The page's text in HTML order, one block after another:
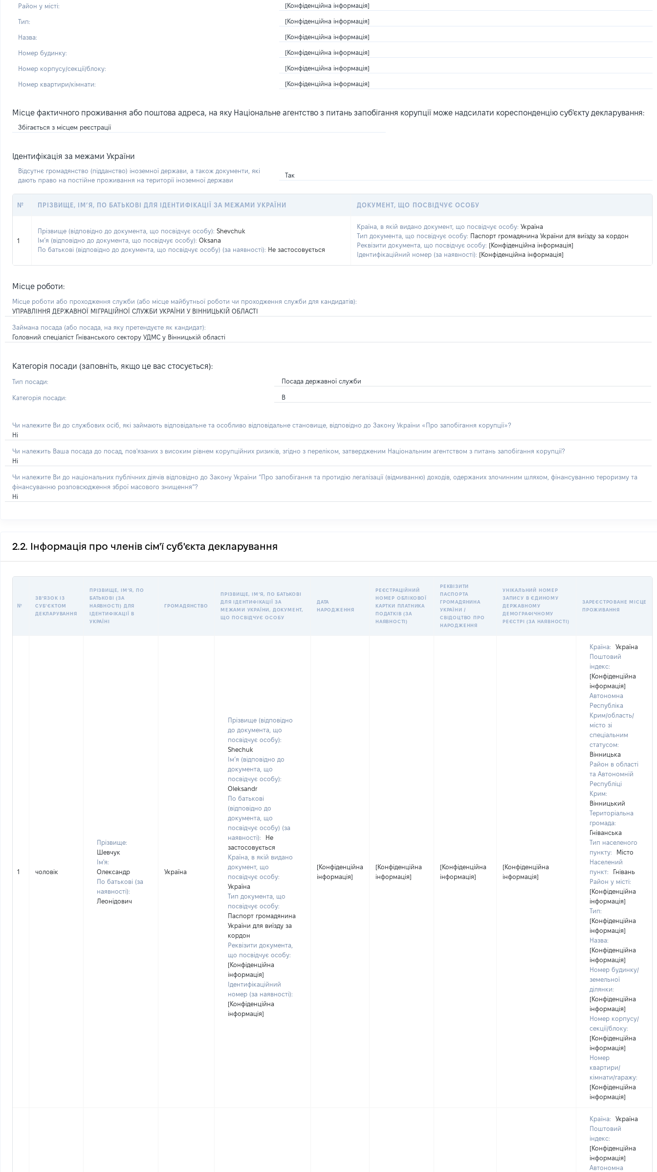
Район у місті: [Конфіденційна інформація]
Тип: [Конфіденційна інформація]
Назва: [Конфіденційна інформація]
Номер будинку: [Конфіденційна інформація]
Номер корпусу/секції/блоку: [Конфіденційна інформація]
Номер квартири/кімнати: [Конфіденційна інформація]
Місце фактичного проживання або поштова адреса, на яку Національне агентство з питань запобігання корупції може надсилати кореспонденцію суб'єкту декларування:
Збігається з місцем реєстрації
Ідентифікація за межами України
Відсутнє громадянство (підданство) іноземної держави, а також документи, які
дають право на постійне проживання на території іноземної держави
Так
№ ПРІЗВИЩЕ, ІМ’Я, ПО БАТЬКОВІ ДЛЯ ІДЕНТИФІКАЦІЇ ЗА МЕЖАМИ УКРАЇНИ ДОКУМЕНТ, ЩО ПОСВІДЧУЄ ОСОБУ
1
Прізвище (відповідно до документа, що посвідчує особу): Shevchuk
Ім’я (відповідно до документа, що посвідчує особу): Oksana
По батькові (відповідно до документа, що посвідчує особу) (за наявності): Не застосовується
Країна, в якій видано документ, що посвідчує особу: Україна
Тип документа, що посвідчує особу: Паспорт громадянина України для виїзду за кордон
Реквізити документа, що посвідчує особу: [Конфіденційна інформація]
Ідентифікаційний номер (за наявності): [Конфіденційна інформація]
Місце роботи:
Місце роботи або проходження служби (або місце майбутньої роботи чи проходження служби для кандидатів):
УПРАВЛІННЯ ДЕРЖАВНОЇ МІГРАЦІЙНОЇ СЛУЖБИ УКРАЇНИ У ВІННИЦЬКІЙ ОБЛАСТІ
Займана посада (або посада, на яку претендуєте як кандидат):
Головний спеціаліст Гніванського сектору УДМС у Вінницькій області
Категорія посади (заповніть, якщо це вас стосується):
Тип посади: Посада державної служби
Категорія посади: В
Чи належите Ви до службових осіб, які займають відповідальне та особливо відповідальне становище, відповідно до Закону України «Про запобігання корупції»?
Ні
Чи належить Ваша посада до посад, пов'язаних з високим рівнем корупційних ризиків, згідно з переліком, затвердженим Національним агентством з питань запобігання корупції?
Ні
Чи належите Ви до національних публічних діячів відповідно до Закону України “Про запобігання та протидію легалізації (відмиванню) доходів, одержаних злочинним шляхом, фінансуванню тероризму та
фінансуванню розповсюдження зброї масового знищення”?
Ні
2.2. Інформація про членів сім'ї суб'єкта декларування
№
ЗВʼЯЗОК ІЗ
СУБʼЄКТОМ
ДЕКЛАРУВАННЯ
ПРІЗВИЩЕ, ІМʼЯ, ПО
БАТЬКОВІ (ЗА
НАЯВНОСТІ) ДЛЯ
ІДЕНТИФІКАЦІЇ В
УКРАЇНІ
ГРОМАДЯНСТВО
ПРІЗВИЩЕ, ІМʼЯ, ПО БАТЬКОВІ
ДЛЯ ІДЕНТИФІКАЦІЇ ЗА
МЕЖАМИ УКРАЇНИ, ДОКУМЕНТ,
ЩО ПОСВІДЧУЄ ОСОБУ
ДАТА
НАРОДЖЕННЯ
РЕЄСТРАЦІЙНИЙ
НОМЕР ОБЛІКОВОЇ
КАРТКИ ПЛАТНИКА
ПОДАТКІВ (ЗА
НАЯВНОСТІ)
РЕКВІЗИТИ
ПАСПОРТА
ГРОМАДЯНИНА
УКРАЇНИ /
СВІДОЦТВО ПРО
НАРОДЖЕННЯ
УНІКАЛЬНИЙ НОМЕР
ЗАПИСУ В ЄДИНОМУ
ДЕРЖАВНОМУ
ДЕМОГРАФІЧНОМУ
РЕЄСТРІ (ЗА НАЯВНОСТІ)
ЗАРЕЄСТРОВАНЕ МІСЦЕ
ПРОЖИВАННЯ
1 чоловік
Прізвище:
Шевчук
Ім'я:
Олександр
По батькові (за
наявності):
Леонідович
Україна
Прізвище (відповідно
до документа, що
посвідчує особу):
Shechuk
Ім’я (відповідно до
документа, що
посвідчує особу):
Oleksandr
По батькові
(відповідно до
документа, що
посвідчує особу) (за
наявності):
Не
застосовується
Країна, в якій видано
документ, що
посвідчує особу:
Україна
Тип документа, що
посвідчує особу:
Паспорт громадянина
України для виїзду за
кордон
Реквізити документа,
що посвідчує особу:
[Конфіденційна
інформація]
Ідентифікаційний
номер (за наявності):
[Конфіденційна
інформація]
[Конфіденційна
інформація]
[Конфіденційна
інформація]
[Конфіденційна
інформація]
[Конфіденційна
інформація]
Країна:
Україна
Поштовий
індекс:
[Конфіденційна
інформація]
Автономна
Республіка
Крим/область/
місто зі
спеціальним
статусом:
Вінницька
Район в області
та Автономній
Республіці
Крим:
Вінницький
Територіальна
громада:
Гніванська
Тип населеного
пункту:
Місто
Населений
пункт:
Гнівань
Район у місті:
[Конфіденційна
інформація]
Тип:
[Конфіденційна
інформація]
Назва:
[Конфіденційна
інформація]
Номер будинку/
земельної
ділянки:
[Конфіденційна
інформація]
Номер корпусу/
секції/блоку:
[Конфіденційна
інформація]
Номер
квартири/
кімнати/гаражу:
[Конфіденційна
інформація]
Країна:
Україна
Поштовий
індекс:
[Конфіденційна
інформація]
Автономна